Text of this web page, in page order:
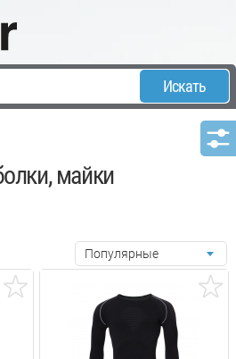
Искать
майки
Популярные